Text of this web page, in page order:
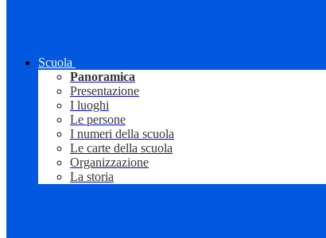
Scuola
Panoramica
Presentazione
I luoghi
Le persone
I numeri della scuola
Le carte della scuola
Organizzazione
La storia